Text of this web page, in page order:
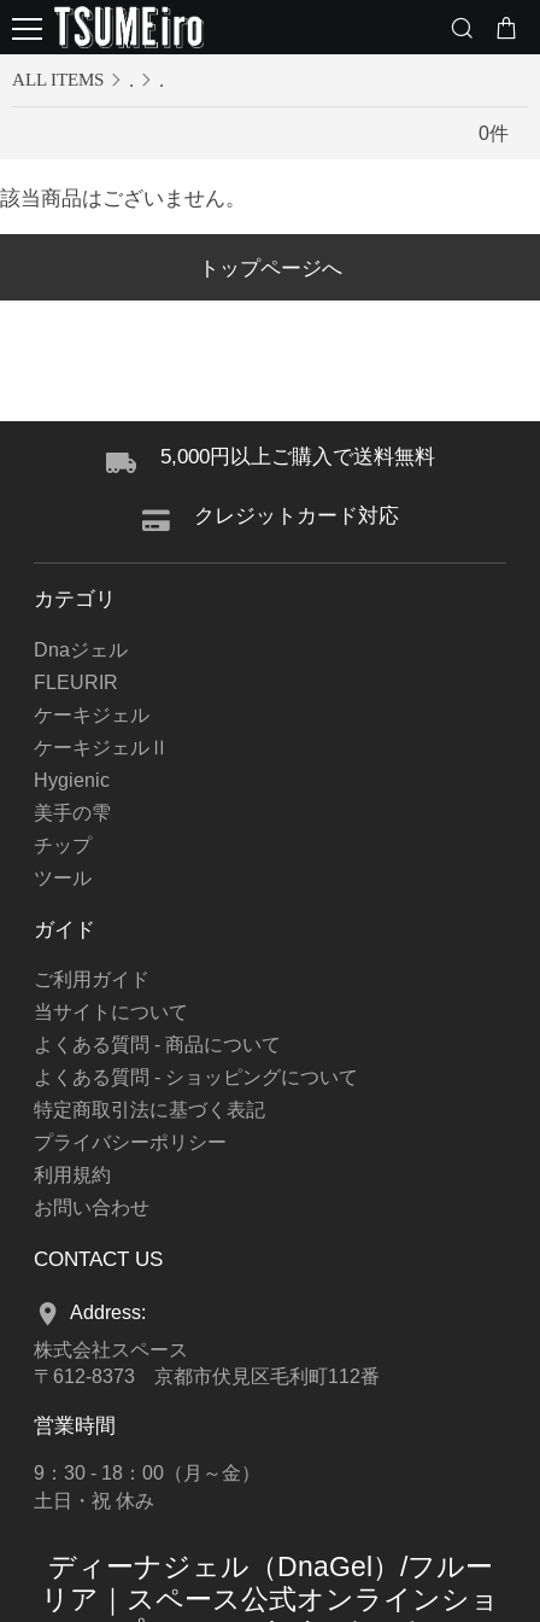
ALL ITEMS . .
0件
該当商品はございません。
トップページへ
5,000円以上ご購入で送料無料
クレジットカード対応
CONTACT US
Address:
株式会社スペース
〒612-8373 京都市伏見区毛利町112番
カテゴリ
Dnaジェル
FLEURIR
ケーキジェル
ケーキジェルⅡ
Hygienic
美手の雫
チップ
ツール
ガイド
ご利用ガイド
当サイトについて
よくある質問 - 商品について
よくある質問 - ショッピングについて
特定商取引法に基づく表記
プライバシーポリシー
利用規約
お問い合わせ
営業時間
9：30 - 18：00（月～金）
土日・祝 休み
ディーナジェル（DnaGel）/フルー
リア｜スペース公式オンラインショ